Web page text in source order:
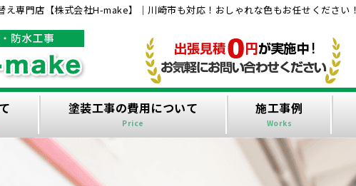
専門店【株式会社H-make】｜川崎市も対応！おしゃれな色もお任せください
塗装工事の費用について
Price
施工事例
Works